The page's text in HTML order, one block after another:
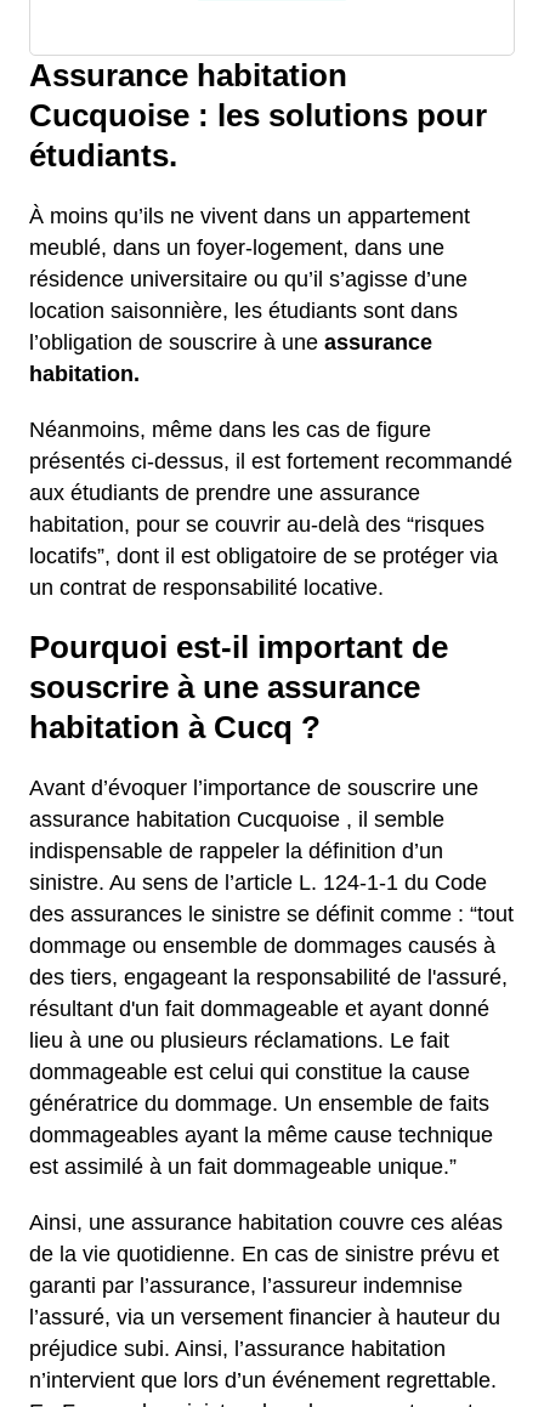
Assurance habitation
Cucquoise : les solutions pour
étudiants.
À moins qu’ils ne vivent dans un appartement
meublé, dans un foyer-logement, dans une
résidence universitaire ou qu’il s’agisse d’une
location saisonnière, les étudiants sont dans
l’obligation de souscrire à une assurance
habitation.
Néanmoins, même dans les cas de figure
présentés ci-dessus, il est fortement recommandé
aux étudiants de prendre une assurance
habitation, pour se couvrir au-delà des “risques
locatifs”, dont il est obligatoire de se protéger via
un contrat de responsabilité locative.
Pourquoi est-il important de
souscrire à une assurance
habitation à Cucq ?
Avant d’évoquer l’importance de souscrire une
assurance habitation Cucquoise , il semble
indispensable de rappeler la définition d’un
sinistre. Au sens de l’article L. 124-1-1 du Code
des assurances le sinistre se définit comme : “tout
dommage ou ensemble de dommages causés à
des tiers, engageant la responsabilité de l'assuré,
résultant d'un fait dommageable et ayant donné
lieu à une ou plusieurs réclamations. Le fait
dommageable est celui qui constitue la cause
génératrice du dommage. Un ensemble de faits
dommageables ayant la même cause technique
est assimilé à un fait dommageable unique.”
Ainsi, une assurance habitation couvre ces aléas
de la vie quotidienne. En cas de sinistre prévu et
garanti par l’assurance, l’assureur indemnise
l’assuré, via un versement financier à hauteur du
préjudice subi. Ainsi, l’assurance habitation
n’intervient que lors d’un événement regrettable.